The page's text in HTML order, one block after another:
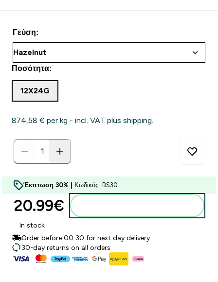
Γεύση:
Ποσότητα:
12X24G
874,58 €‎ per kg - incl. VAT plus shipping.
Έκπτωση 30% | Κωδικός: BS30
20.99€‎
In stock
Order before 00:30 for next day delivery
30-day returns on all orders